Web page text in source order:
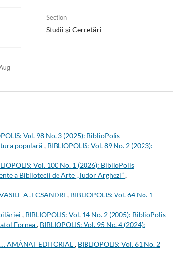
Section
Studii și Cercetări
Vol. 98 No. 3 (2025): BiblioPolis
populară , BIBLIOPOLIS: Vol. 89 No. 2 (2023):
Vol. 100 No. 1 (2026): BiblioPolis
a Bibliotecii de Arte „Tudor Arghezi”,
ALECSANDRI , BIBLIOPOLIS: Vol. 64 No. 1
, BIBLIOPOLIS: Vol. 14 No. 2 (2005): BiblioPolis
Fornea, BIBLIOPOLIS: Vol. 95 No. 4 (2024):
AMÂNAT EDITORIAL, BIBLIOPOLIS: Vol. 61 No. 2